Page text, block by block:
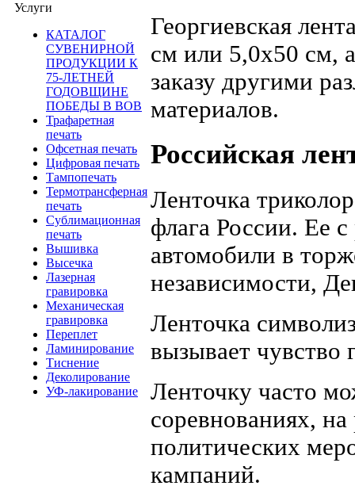
Услуги
КАТАЛОГ
СУВЕНИРНОЙ
ПРОДУКЦИИ К
75-ЛЕТНЕЙ
ГОДОВЩИНЕ
ПОБЕДЫ В ВОВ
Трафаретная
печать
Офсетная печать
Цифровая печать
Тампопечать
Термотрансферная
печать
Сублимационная
печать
Вышивка
Высечка
Лазерная
гравировка
Механическая
гравировка
Переплет
Ламинирование
Тиснение
Деколирование
УФ-лакирование
Георгиевская
см или 5,0х50 см,
заказу другими
материалов.
Российская
Ленточка
флага России. Ее
автомобили в
независимости,
Ленточка
вызывает чувство
Ленточку часто
соревнованиях,
политических
кампаний.